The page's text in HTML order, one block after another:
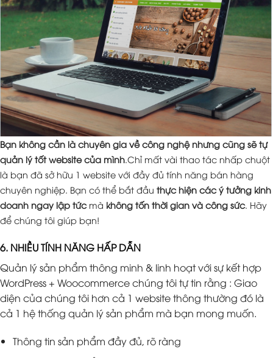
Bạn không cần là chuyên gia về công nghệ nhưng cũng sẽ tự
quản lý tốt website của mình .Chỉ mất vài thao tác nhấp chuột
là bạn đã sở hữu 1 website với đầy đủ tính năng bán hàng
chuyên nghiệp. Bạn có thể bắt đầu thực hiện các ý tưởng kinh
doanh ngay lập tứcmà không tốn thời gian và công sức. Hãy
để chúng tôi giúp bạn!
6. NHIỀU TÍNH NĂNG HẤP DẪN
Quản lý sản phẩm thông minh & linh hoạt với sự kết hợp
WordPress + Woocommerce chúng tôi tự tin rằng : Giao
diện của chúng tôi hơn cả 1 website thông thường đó là
cả 1 hệ thống quản lý sản phẩm mà bạn mong muốn.
Thông tin sản phẩm đầy đủ, rõ ràng